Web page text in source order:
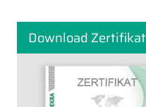
Download Zertifikat